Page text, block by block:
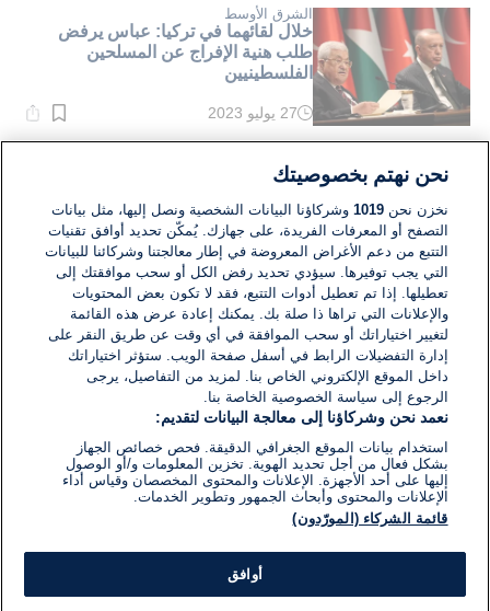
دقيقة.
الشرق الأوسط
خلال لقائهما في تركيا: عباس يرفض
طلب هنية الإفراج عن المسلحين
الفلسطينيين
وقت
دقيقة.
27 يوليو 2023
الشرق الأوسط
تقرير: وفد قيادي لحماس برئاسة هنية في
زيارة للسعودية لأداء مناسك الحج
وقت
القراءة:
1}
دقيقة.
24 يونيو 2023
نحن نهتم بخصوصيتك
نخزن نحن1019 وشركاؤنا البيانات الشخصية ونصل إليها، مثل بيانات
التصفح أو المعرفات الفريدة، على جهازك. يُمكّن تحديد أوافق تقنيات
التتبع من دعم الأغراض المعروضة في إطار معالجتنا وشركائنا للبيانات
التي يجب توفيرها. سيؤدي تحديد رفض الكل أو سحب موافقتك إلى
تعطيلها. إذا تم تعطيل أدوات التتبع، فقد لا تكون بعض المحتويات
والإعلانات التي تراها ذا صلة بك. يمكنك إعادة عرض هذه القائمة
لتغيير اختياراتك أو سحب الموافقة في أي وقت عن طريق النقر على
إدارة التفضيلات الرابط في أسفل صفحة الويب. ستؤثر اختياراتك
داخل الموقع الإلكتروني الخاص بنا. لمزيد من التفاصيل، يرجى
الرجوع إلى سياسة الخصوصية الخاصة بنا.
نعمد نحن وشركاؤنا إلى معالجة البيانات لتقديم:
استخدام بيانات الموقع الجغرافي الدقيقة. فحص خصائص الجهاز
بشكل فعال من أجل تحديد الهوية. تخزين المعلومات و/أو الوصول
إليها على أحد الأجهزة. الإعلانات والمحتوى المخصصان وقياس أداء
الإعلانات والمحتوى وأبحاث الجمهور وتطوير الخدمات.
قائمة الشركاء (المورّدون)
أوافق